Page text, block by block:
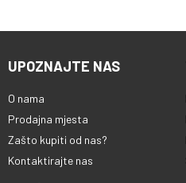
UPOZNAJTE NAS
O nama
Prodajna mjesta
Zašto kupiti od nas?
Kontaktirajte nas